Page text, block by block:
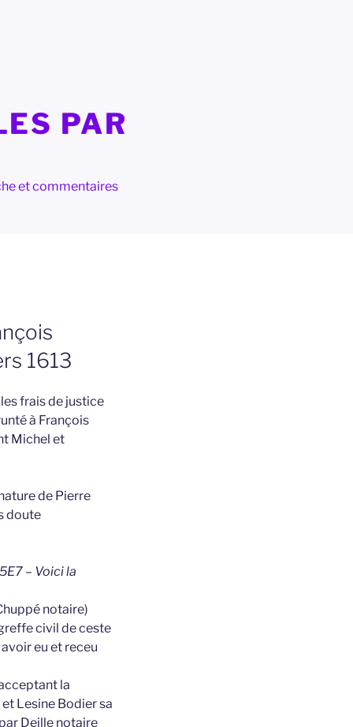
PAR
et commentaires
1613
frais de justice
à François
Michel et
de Pierre
doute
– Voici la
notaire)
civil de ceste
eu et receu
la
Lesine Bodier sa
Deille notaire